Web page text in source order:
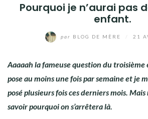
Pourquoi je n’aurai pas
enfant.
par BLOG DE MÈRE 21
Aaaaah la fameuse question du
pose au moins une fois par semaine et je
posé plusieurs fois ces derniers mois.
savoir pourquoi on s’arrêtera là.